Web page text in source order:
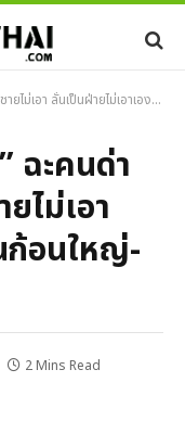
ยไม่เอาเอง!! พร้อมแฉปมเงินก้อนใหญ่-จับโกหก
ฉะคนด่า
ไม่เอา
ก้อนใหญ่-
2 Mins Read